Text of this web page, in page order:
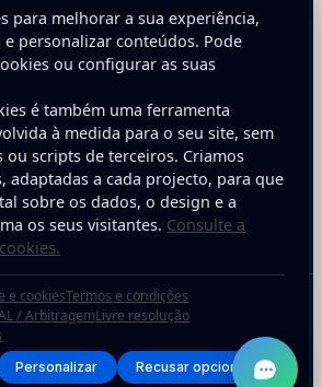
Inscreva-se
Todos os direitos reservados. Desenvolvido por
Política de Privacidade
para melhorar a sua experiência,
personalizar conteúdos. Pode
ou configurar as suas
é também uma ferramenta
à medida para o seu site, sem
scripts de terceiros. Criamos
adaptadas a cada projecto, para que
sobre os dados, o design e a
os seus visitantes. Consulte a
e cookiesTermos e condições
/ ArbitragemLivre resolução
Personalizar Recusar opcionais